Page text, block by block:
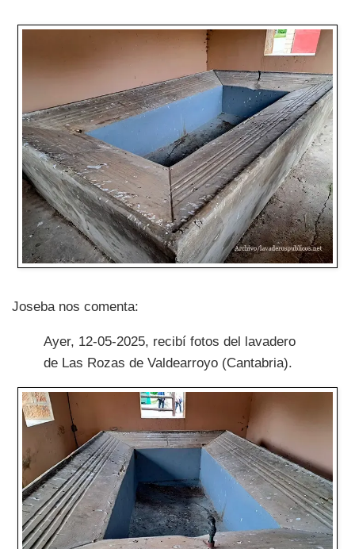
Joseba nos comenta:
Ayer, 12-05-2025, recibí fotos del lavadero
de Las Rozas de Valdearroyo (Cantabria).